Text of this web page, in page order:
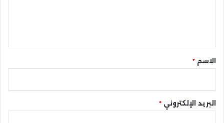
* الاسم *
البريد الإلكتروني *